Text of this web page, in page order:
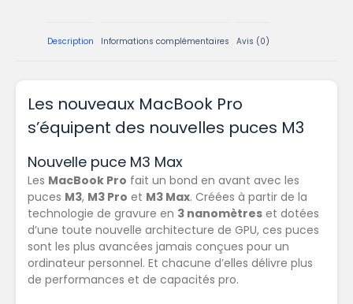
Description Informations complémentaires Avis (0)
Les nouveaux MacBook Pro
s’équipent des nouvelles puces M3
Nouvelle puce M3 Max
Les MacBook Pro fait un bond en avant avec les
puces M3, M3 Pro et M3 Max. Créées à partir de la
technologie de gravure en 3 nanomètres et dotées
d’une toute nouvelle architecture de GPU, ces puces
sont les plus avancées jamais conçues pour un
ordinateur personnel. Et chacune d’elles délivre plus
de performances et de capacités pro.